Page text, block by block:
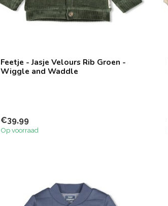
Feetje - Jasje Velours Rib Groen -
Wiggle and Waddle
€39,99
Op voorraad